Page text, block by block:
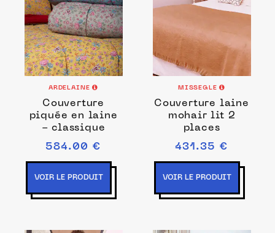
ARDELAINE
Couverture
piquée en laine
- classique
584.00 €
VOIR LE PRODUIT
MISSEGLE
Couverture laine
mohair lit 2
places
431.35 €
VOIR LE PRODUIT